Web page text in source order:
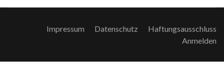
Impressum Datenschutz
Haftungsausschluss
Anmelden